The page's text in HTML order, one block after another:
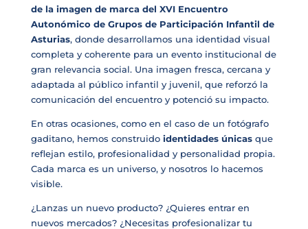
de la imagen de marca del XVI Encuentro
Autonómico de Grupos de Participación Infantil de
Asturias, donde desarrollamos una identidad visual
completa y coherente para un evento institucional de
gran relevancia social. Una imagen fresca, cercana y
adaptada al público infantil y juvenil, que reforzó la
comunicación del encuentro y potenció su impacto.
En otras ocasiones, como en el caso de un fotógrafo
gaditano, hemos construido identidades únicasque
reflejan estilo, profesionalidad y personalidad propia.
Cada marca es un universo, y nosotros lo hacemos
visible.
¿Lanzas un nuevo producto? ¿Quieres entrar en
nuevos mercados? ¿Necesitas profesionalizar tu